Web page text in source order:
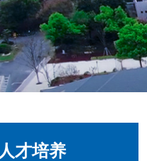
人才培养